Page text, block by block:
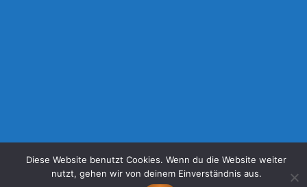
Diese Website benutzt Cookies. Wenn du die Website weiter
nutzt, gehen wir von deinem Einverständnis aus.